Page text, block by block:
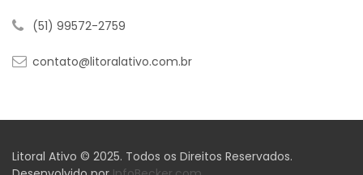
(51) 99572-2759
contato@litoralativo.com.br
Litoral Ativo © 2025. Todos os Direitos Reservados.